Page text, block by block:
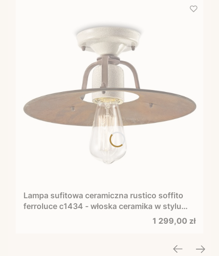
Lampa sufitowa ceramiczna rustico soffito
ferroluce c1434 - włoska ceramika w stylu
Cena
1 299,00 zł